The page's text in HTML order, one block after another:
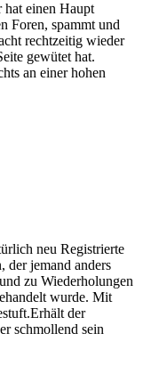
hat einen Haupt
Foren, spammt und
rechtzeitig wieder
gewütet hat.
an einer hohen
neu Registrierte
der jemand anders
zu Wiederholungen
wurde. Mit
der
schmollend sein